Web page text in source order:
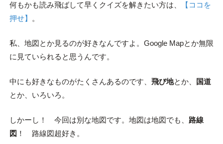
何もかも読み飛ばして早くクイズを解きたい方は、
【ココを
押せ】
。
私、地図とか見るのが好きなんですよ。Google Mapとか無限
に見ていられると思うんです。
中にも好きなものがたくさんあるのです、 飛び地とか、
国道
とか、いろいろ。
しかーし！ 今回は別な地図です。地図は地図でも、 路線
図 ！ 路線図超好き。